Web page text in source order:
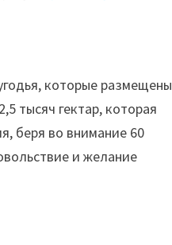
которые размещены
тысяч гектар, которая
беря во внимание 60
и желание